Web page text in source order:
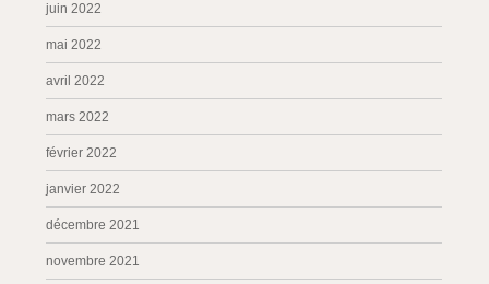
juin 2022
mai 2022
avril 2022
mars 2022
février 2022
janvier 2022
décembre 2021
novembre 2021